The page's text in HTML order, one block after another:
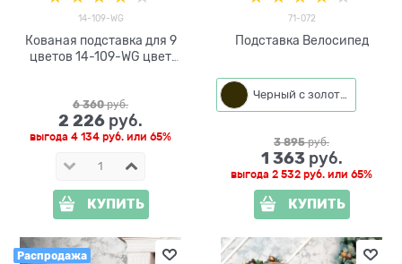
14-109-WG
Кованая подставка для 9
цветов 14-109-WG цвет
6 360 руб.
2 226 руб.
выгода 4 134 руб. или 65%
КУПИТЬ
71-072
Подставка Велосипед
Черный с золотом
3 895 руб.
1 363 руб.
выгода 2 532 руб. или 65%
КУПИТЬ
Распродажа